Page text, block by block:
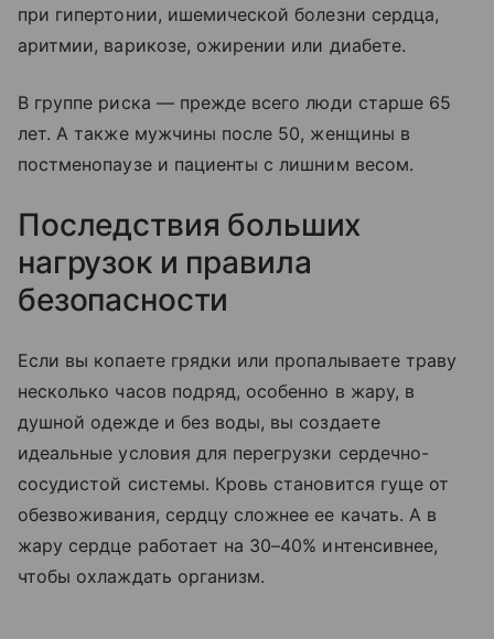
при гипертонии, ишемической болезни сердца,
аритмии, варикозе, ожирении или диабете.
В группе риска — прежде всего люди старше 65
лет. А также мужчины после 50, женщины в
постменопаузе и пациенты с лишним весом.
Последствия больших
нагрузок и правила
безопасности
Если вы копаете грядки или пропалываете траву
несколько часов подряд, особенно в жару, в
душной одежде и без воды, вы создаете
идеальные условия для перегрузки сердечно-
сосудистой системы. Кровь становится гуще от
обезвоживания, сердцу сложнее ее качать. А в
жару сердце работает на 30–40% интенсивнее,
чтобы охлаждать организм.